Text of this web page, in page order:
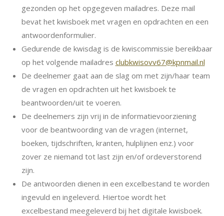
gezonden op het opgegeven mailadres. Deze mail
bevat het kwisboek met vragen en opdrachten en een
antwoordenformulier.
Gedurende de kwisdag is de kwiscommissie bereikbaar
op het volgende mailadres clubkwisovv67@kpnmail.nl
De deelnemer gaat aan de slag om met zijn/haar team
de vragen en opdrachten uit het kwisboek te
beantwoorden/uit te voeren.
De deelnemers zijn vrij in de informatievoorziening
voor de beantwoording van de vragen (internet,
boeken, tijdschriften, kranten, hulplijnen enz.) voor
zover ze niemand tot last zijn en/of ordeverstorend
zijn.
De antwoorden dienen in een excelbestand te worden
ingevuld en ingeleverd. Hiertoe wordt het
excelbestand meegeleverd bij het digitale kwisboek.